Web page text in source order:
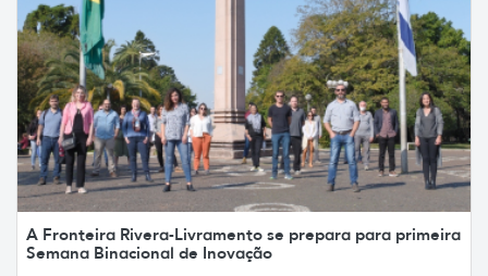
A Fronteira Rivera-Livramento se prepara para primeira
Semana Binacional de Inovação